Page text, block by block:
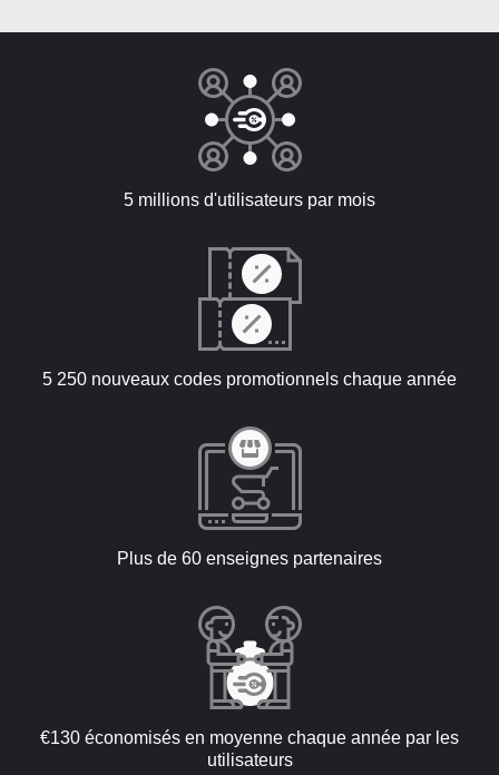
5 millions d'utilisateurs par mois
5 250 nouveaux codes promotionnels chaque année
Plus de 60 enseignes partenaires
€130 économisés en moyenne chaque année par les
utilisateurs